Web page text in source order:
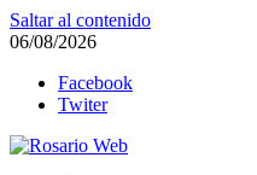
Saltar al contenido
06/08/2026
Facebook
Twiter